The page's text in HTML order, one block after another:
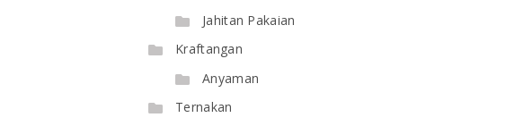
Jahitan Pakaian
Kraftangan
Anyaman
Ternakan